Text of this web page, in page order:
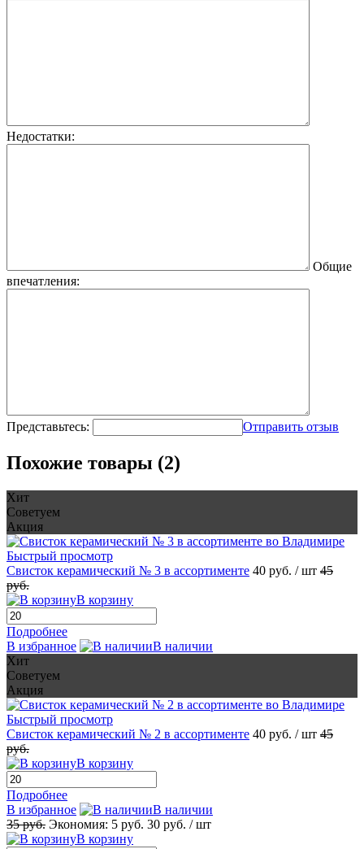
Недостатки:
Общие
впечатления:
Представьтесь: Отправить отзыв
Похожие товары (2)
Хит
Советуем
Акция
Быстрый просмотр
Свисток керамический № 3 в ассортименте 40 руб. / шт 45
руб.
В корзину
Подробнее
В избранное
В наличии
Хит
Советуем
Акция
Быстрый просмотр
Свисток керамический № 2 в ассортименте 40 руб. / шт 45
руб.
В корзину
Подробнее
В избранное
В наличии
35 руб. Экономия: 5 руб. 30 руб. / шт
В корзину